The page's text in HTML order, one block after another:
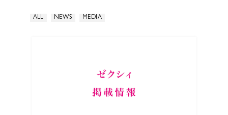
ALL NEWS MEDIA